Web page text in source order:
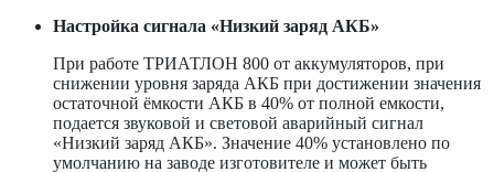
Настройка сигнала «Низкий заряд АКБ»
При работе ТРИАТЛОН 800 от аккумуляторов, при
снижении уровня заряда АКБ при достижении значения
остаточной ёмкости АКБ в 40% от полной емкости,
подается звуковой и световой аварийный сигнал
«Низкий заряд АКБ». Значение 40% установлено по
умолчанию на заводе изготовителе и может быть